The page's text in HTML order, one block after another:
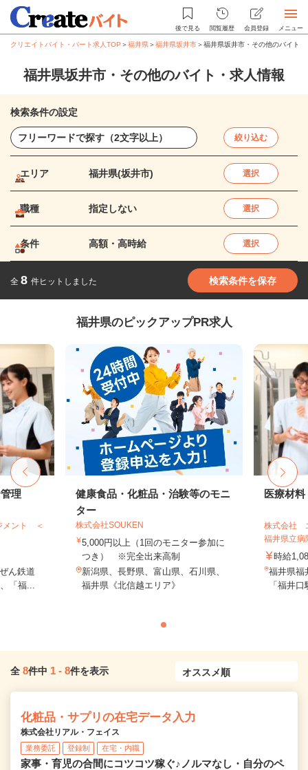
後で見る 閲覧履歴 会員登録 メニュー
クリエイトバイト・パート求人TOP ＞福井県＞福井県坂井市＞福井県坂井市・その他のバイト
福井県坂井市・その他のバイト・求人情報
検索条件の設定
絞り込む
エリア 福井県(坂井市) 選択
職種 指定しない 選択
条件 高額・高時給 選択
全 8 件ヒットしました 検索条件を保存
福井県のピックアップPR求人
理
メント ＜
ん鉄道
「福...
健康食品・化粧品・治験等のモニ
ター
株式会社SOUKEN
5,000円以上（1回のモニター参加に
つき） ※完全出来高制
新潟県、長野県、富山県、石川県、
福井県《北信越エリア》
医療材
株式会社
福井県立病
時給
福井県福
「福井
全 8件中 1 - 8件を表示
化粧品・サプリの在宅データ入力
株式会社リアル・フェイス
業務委託 登録制 在宅・内職
家事・育児の合間にコツコツ稼ぐ♪ノルマなし・自分のペ